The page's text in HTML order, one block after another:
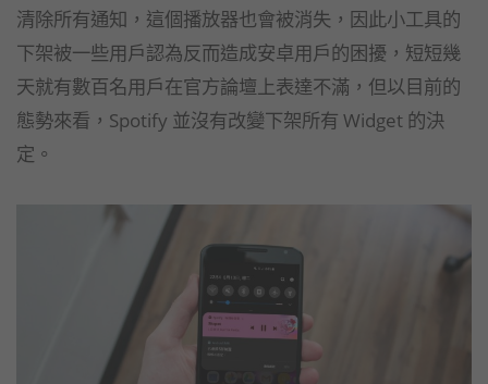
清除所有通知，這個播放器也會被消失，因此小工具的
下架被一些用戶認為反而造成安卓用戶的困擾，短短幾
天就有數百名用戶在官方論壇上表達不滿，但以目前的
態勢來看，Spotify 並沒有改變下架所有 Widget 的決
定。